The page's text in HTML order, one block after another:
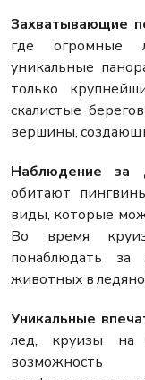
Захватывающие
где огромные
уникальные
только
скалистые
вершины,
Наблюдение за
обитают
виды, которые
Во время
понаблюдать за
животных в
Уникальные
лед, круизы на